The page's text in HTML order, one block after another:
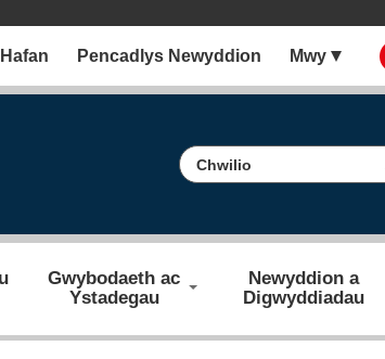
Hafan Pencadlys Newyddion Mwy
Gwybodaeth ac
Ystadegau
Newyddion a
Digwyddiadau